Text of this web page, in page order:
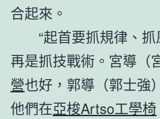
合起來。
“起首要抓規律、
再是抓技戰術。宮導（
營也好，郭導（郭士強
他們在亞梭Artso工學椅